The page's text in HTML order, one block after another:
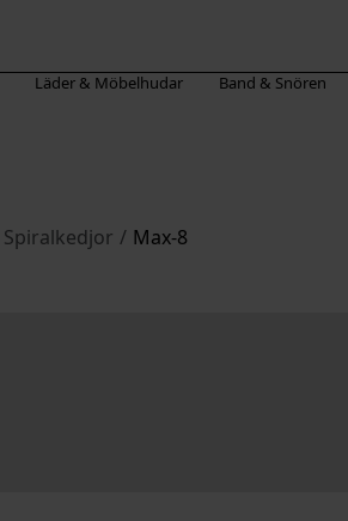
Läder & Möbelhudar Band & Snören
Spiralkedjor / Max-8